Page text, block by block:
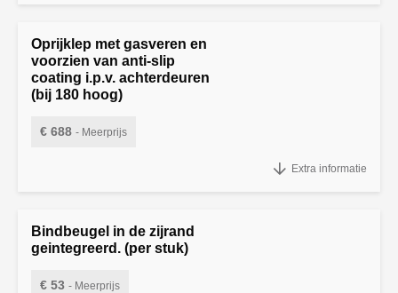
Oprijklep met gasveren en
voorzien van anti-slip
coating i.p.v. achterdeuren
(bij 180 hoog)
€ 688 - Meerprijs
Extra informatie
Bindbeugel in de zijrand
geintegreerd. (per stuk)
€ 53 - Meerprijs